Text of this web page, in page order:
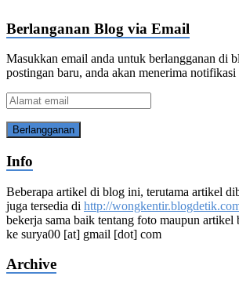
Berlanganan Blog via Email
Masukkan email anda untuk berlangganan di
postingan baru, anda akan menerima
Alamat
email
Info
Beberapa artikel di blog ini, terutama artikel
juga tersedia di http://
bekerja sama baik tentang foto maupun artikel
ke surya00 [at] gmail [dot] com
Archive